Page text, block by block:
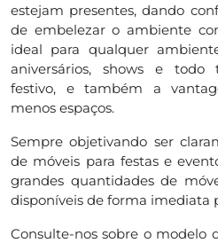
estejam presentes, dando
de embelezar o ambiente
ideal para qualquer
aniversários, shows e
festivo, e também a
menos espaços.
Sempre objetivando ser
de móveis para festas e
grandes quantidades de
disponíveis de forma imediata
Consulte-nos sobre o modelo